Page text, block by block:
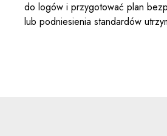
do logów i przygotować plan
lub podniesienia standardów